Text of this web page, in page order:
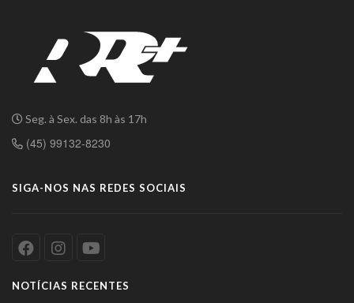
Seg. à Sex. das 8h às 17h
(45) 99132-8230
SIGA-NOS NAS REDES SOCIAIS
NOTÍCIAS RECENTES